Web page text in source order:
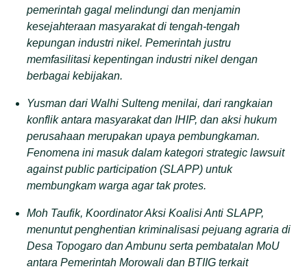
pemerintah gagal melindungi dan menjamin
kesejahteraan masyarakat di tengah-tengah
kepungan industri nikel. Pemerintah justru
memfasilitasi kepentingan industri nikel dengan
berbagai kebijakan.
Yusman dari Walhi Sulteng menilai, dari rangkaian
konflik antara masyarakat dan IHIP, dan aksi hukum
perusahaan merupakan upaya pembungkaman.
Fenomena ini masuk dalam kategori strategic lawsuit
against public participation (SLAPP) untuk
membungkam warga agar tak protes.
Moh Taufik, Koordinator Aksi Koalisi Anti SLAPP,
menuntut penghentian kriminalisasi pejuang agraria di
Desa Topogaro dan Ambunu serta pembatalan MoU
antara Pemerintah Morowali dan BTIIG terkait